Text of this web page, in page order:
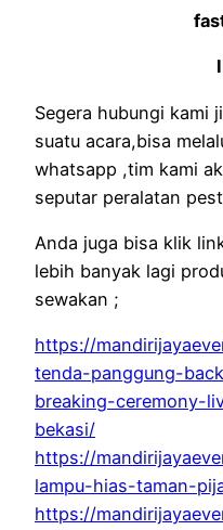
Segera hubungi kami
suatu acara,bisa
whatsapp ,tim kami
seputar peralatan
Anda juga bisa klik
lebih banyak lagi
sewakan ;
https://
tenda-panggung-
breaking-ceremony-
bekasi/
https://
lampu-hias-taman-
https://